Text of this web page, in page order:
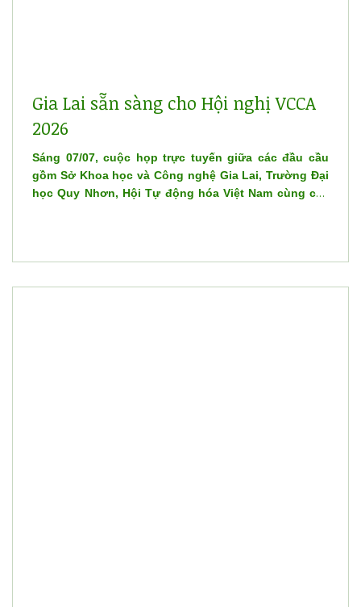
Gia Lai sẵn sàng cho Hội nghị VCCA
2026
Sáng 07/07, cuộc họp trực tuyến giữa các đầu cầu
gồm Sở Khoa học và Công nghệ Gia Lai, Trường Đại
học Quy Nhơn, Hội Tự động hóa Việt Nam cùng các